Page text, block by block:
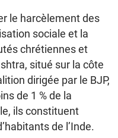
le harcèlement des
sociale et la
chrétiennes et
situé sur la côte
dirigée par le BJP,
de 1 % de la
ils constituent
de l’Inde.